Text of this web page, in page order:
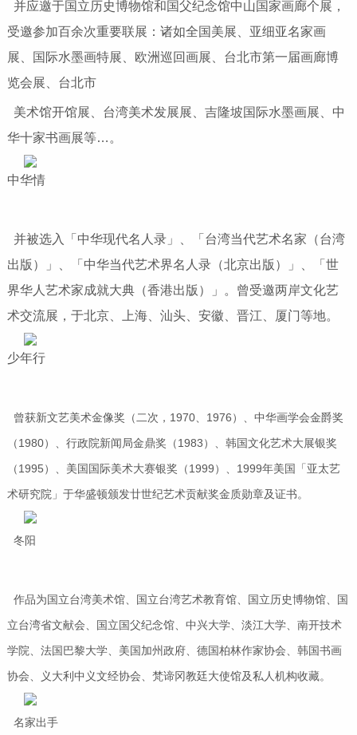
并应邀于国立历史博物馆和国父纪念馆中山国家画廊个展，
受邀参加百余次重要联展：诸如全国 美展、亚细亚名家画
展、国际水墨画特展、 欧洲巡回画展、台北市第一届画廊博
览会展、台北市
美术馆开馆展、台湾美术发展展、吉隆坡国际水墨画展、中
华十家书画展等…。
中华情
并被选入「中华现代名人录」、「台湾当代艺术名家（台湾
出版）」、「中华当代艺术界名人录（北京出版）」、「世
界华人艺术家成就大典（香港出版）」。曾受邀两岸文化艺
术交流展，于北京、上海、汕头、安徽、晋江、厦门等地。
少年行
曾获新文艺美术金像奖（二次，1970、1976）、中华画学会金爵奖
（1980）、行政院新闻局金鼎奖（1983）、韩国文化艺术大展银奖
（1995）、美国国际美术大赛银奖（1999）、1999年美国「亚太艺
术研究院」于华盛顿颁发廿世纪艺术贡献奖金质勋章及证书。
冬阳
作品为国立台湾美术馆、国立台湾艺术教育馆、国立历史博物馆、国
立台湾省文献会、国立国父纪念馆、中兴大学、淡江大学、南开技术
学院、法国巴黎大学、美国加州政府、德国柏林作家协会、韩国书画
协会、义大利中义文经协会、梵谛冈教廷大使馆及私人机构收藏。
名家出手